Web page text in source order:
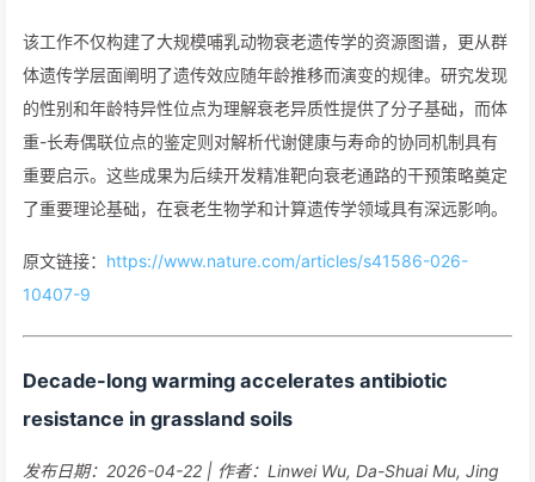
该工作不仅构建了大规模哺乳动物衰老遗传学的资源图谱，更从群
体遗传学层面阐明了遗传效应随年龄推移而演变的规律。研究发现
的性别和年龄特异性位点为理解衰老异质性提供了分子基础，而体
重-长寿偶联位点的鉴定则对解析代谢健康与寿命的协同机制具有
重要启示。这些成果为后续开发精准靶向衰老通路的干预策略奠定
了重要理论基础，在衰老生物学和计算遗传学领域具有深远影响。
原文链接： https://www.nature.com/articles/s41586-026-
10407-9
Decade-long warming accelerates antibiotic
resistance in grassland soils
发布日期：2026-04-22 | 作者：Linwei Wu, Da-Shuai Mu, Jing